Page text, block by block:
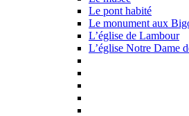
Le pont habité
Le monument aux
L’église de Lambour
L’église Notre Dame